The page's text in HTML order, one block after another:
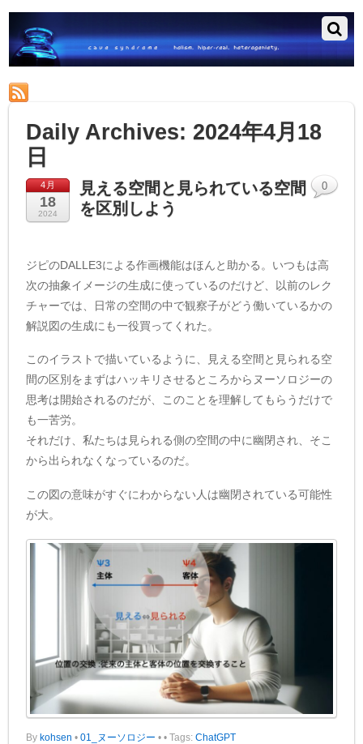
Daily Archives: 2024年4月18
日
4月
18
2024
見える空間と見られている空間
を区別しよう
ジピのDALLE3による作画機能はほんと助かる。いつもは高
次の抽象イメージの生成に使っているのだけど、以前のレク
チャーでは、日常の空間の中で観察子がどう働いているかの
解説図の生成にも一役買ってくれた。
このイラストで描いているように、見える空間と見られる空
間の区別をまずはハッキリさせるところからヌーソロジーの
思考は開始されるのだが、このことを理解してもらうだけで
も一苦労。
それだけ、私たちは見られる側の空間の中に幽閉され、そこ
から出られなくなっているのだ。
この図の意味がすぐにわからない人は幽閉されている可能性
が大。
Bykohsen • 01_ヌーソロジー •
0
• Tags:ChatGPT